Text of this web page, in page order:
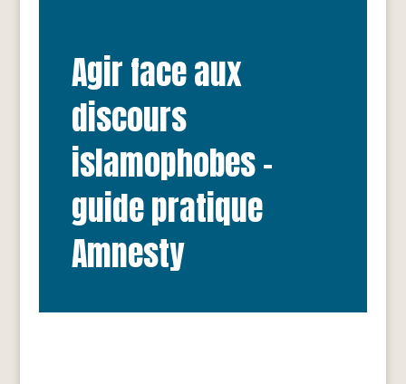
Agir face aux
discours
islamophobes –
guide pratique
Amnesty